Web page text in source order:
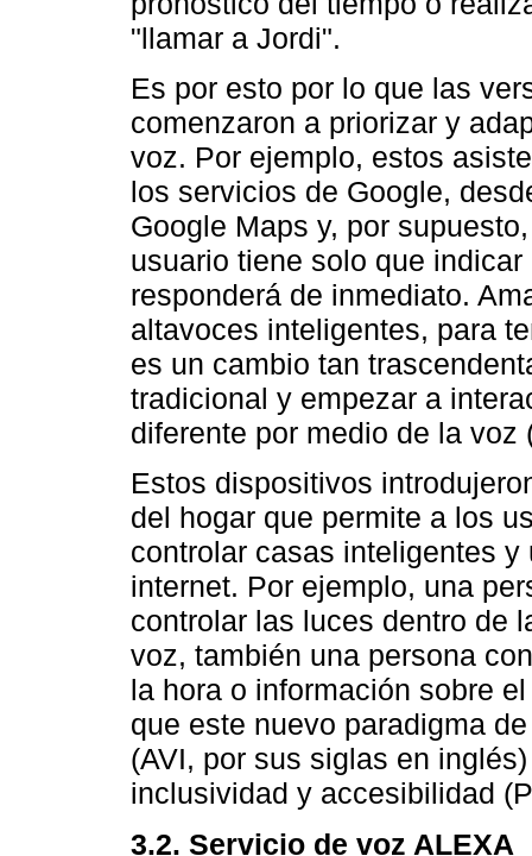
"llamar a Jordi".
Es por esto por lo que las
comenzaron a priorizar y
voz. Por ejemplo, estos
los servicios de Google,
Google Maps y, por
usuario tiene solo que
responderá de inmediato.
altavoces inteligentes, para
es un cambio tan
tradicional y empezar a
diferente por medio de la voz
Estos dispositivos
del hogar que permite a los
controlar casas inteligentes
internet. Por ejemplo, una
controlar las luces dentro de
voz, también una persona
la hora o información sobre
que este nuevo paradigma
(AVI, por sus siglas en
inclusividad y accesibilidad
3.2. Servicio de voz ALEXA